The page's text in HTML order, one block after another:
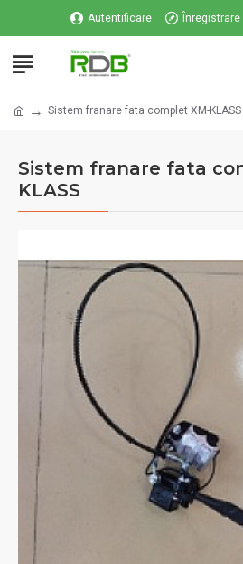
Autentificare Înregistrare
Sistem franare fata complet XM-KLASS
Sistem franare fata
KLASS